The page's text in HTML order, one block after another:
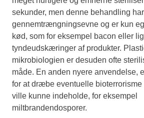
sekunder, men denne behandling
gennemtrængningsevne og er kun
kød, som for eksempel bacon eller
tyndeudskæringer af produkter.
mikrobiologien er desuden ofte
måde. En anden nyere anvendelse,
for at dræbe eventuelle bioterrorisme
ville kunne indeholde, for eksempel
miltbrandendosporer.